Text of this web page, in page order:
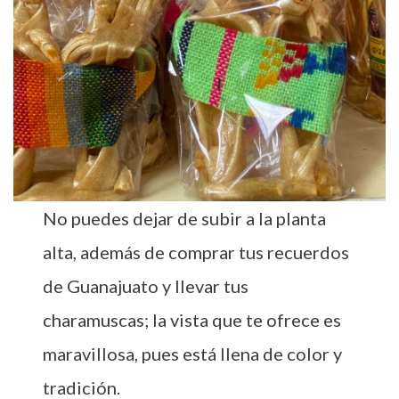
No puedes dejar de subir a la planta
alta, además de comprar tus recuerdos
de Guanajuato y llevar tus
charamuscas; la vista que te ofrece es
maravillosa, pues está llena de color y
tradición.